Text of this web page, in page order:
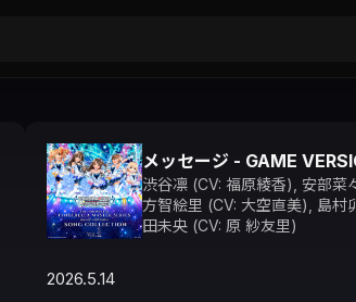
メッセージ - GAME
渋谷凛 (CV: 福原綾香) 安部菜
方智絵里 (CV: 大空直美)
島村
田未央 (CV: 原 紗友里)
2026.5.14